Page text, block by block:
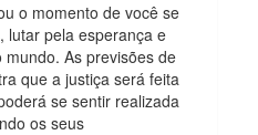
o momento de você se
lutar pela esperança e
As previsões de
que a justiça será feita
se sentir realizada
os seus